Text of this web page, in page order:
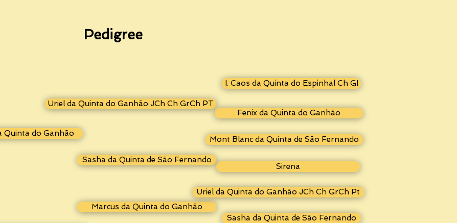
Pedigree
I. Caos da Quinta do Espinhal Ch GI
Uriel da Quinta do Ganhão JCh Ch GrCh PT
Fenix da Quinta do Ganhão
Quinta do Ganhão
Mont Blanc da Quinta de São Fernando
Sasha da Quinta de São Fernando
Marcus da Quinta do Ganhão
Sirena
Uriel da Quinta do Ganhão JCh Ch GrCh Pt
Sasha da Quinta de São Fernando